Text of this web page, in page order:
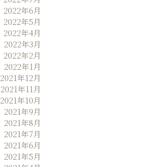
2022年6月
2022年5月
2022年4月
2022年3月
2022年2月
2022年1月
2021年12月
2021年11月
2021年10月
2021年9月
2021年8月
2021年7月
2021年6月
2021年5月